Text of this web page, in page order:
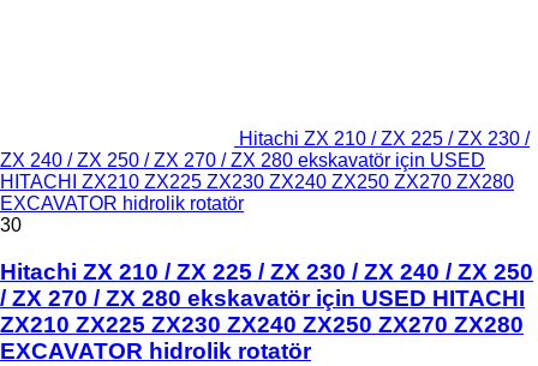
Hitachi ZX 210 / ZX 225 / ZX 230 /
ZX 240 / ZX 250 / ZX 270 / ZX 280 ekskavatör için USED
HITACHI ZX210 ZX225 ZX230 ZX240 ZX250 ZX270 ZX280
EXCAVATOR hidrolik rotatör
30
Hitachi ZX 210 / ZX 225 / ZX 230 / ZX 240 / ZX 250
/ ZX 270 / ZX 280 ekskavatör için USED HITACHI
ZX210 ZX225 ZX230 ZX240 ZX250 ZX270 ZX280
EXCAVATOR hidrolik rotatör